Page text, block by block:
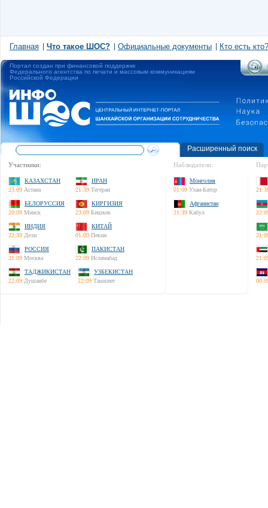
Главная Что такое ШОС? Официальные документы Кто есть кто?
Портал создан при финансовой поддержке
Федерального агентства по печати и массовым коммуникациям
Российской Федерации
Расширенный поиск
Участники:
КАЗАХСТАН
23:09 Астана
ИРАН
21:39 Тегеран
БЕЛОРУССИЯ
20:09 Минск
КИРГИЗИЯ
23:09 Бишкек
ИНДИЯ
22:39 Дели
КИТАЙ
01:09 Пекин
РОССИЯ
21:09 Москва
ПАКИСТАН
22:09 Исламабад
ТАДЖИКИСТАН
22:09 Душанбе
УЗБЕКИСТАН
22:09 Ташкент
Наблюдатели:
Монголия
01:09 Улан-Батор
Афганистан
21:39 Кабул